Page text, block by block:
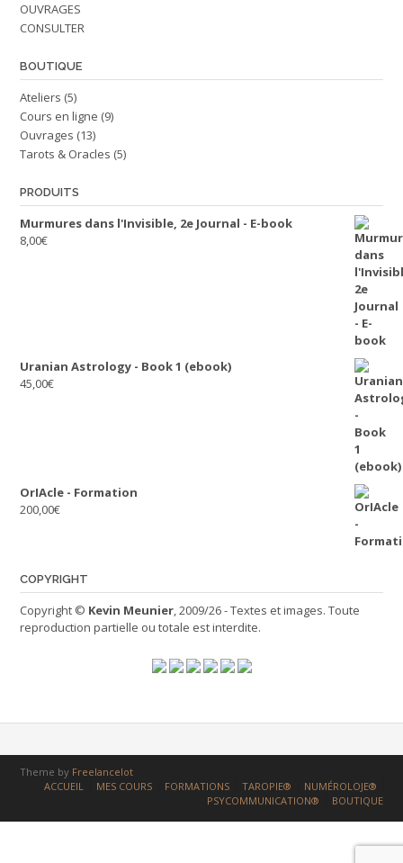
OUVRAGES
CONSULTER
BOUTIQUE
Ateliers (5)
Cours en ligne (9)
Ouvrages (13)
Tarots & Oracles (5)
PRODUITS
Murmures dans l'Invisible, 2e Journal - E-book
8,00€
Uranian Astrology - Book 1 (ebook)
45,00€
OrIAcle - Formation
200,00€
COPYRIGHT
Copyright © Kevin Meunier, 2009/26 - Textes et images. Toute
reproduction partielle ou totale est interdite.
Theme by Freelancelot
ACCUEIL
MES COURS FORMATIONS TAROPIE®
NUMÉROLOJE®
PSYCOMMUNICATION®
BOUTIQUE